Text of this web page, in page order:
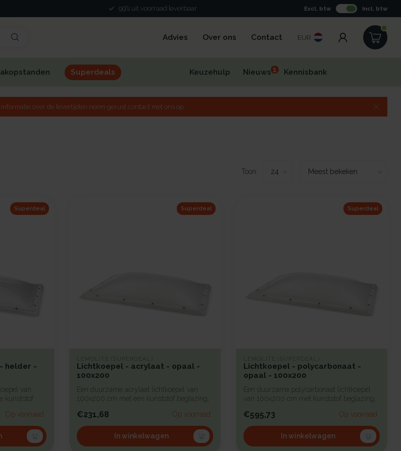
99% uit voorraad leverbaar Excl. btw Incl. btw
Advies Over ons Contact EUR
Superdeals Keuzehulp Nieuws1 Kennisbank
over de levertijden neem gerust contact met ons op.
Toon:
Superdeal
helder -
van
kunststof
Op voorraad
Superdeal
LEMOLITE (SUPERDEAL)
Lichtkoepel - acrylaat - opaal -
100x200
Een duurzame acrylaat lichtkoepel van
100x200 cm met een kunststof beglazing,
€231,68 Op voorraad
In winkelwagen
Superdeal
LEMOLITE (SUPERDEAL)
Lichtkoepel - polycarbonaat -
opaal - 100x200
Een duurzame polycarbonaat lichtkoepel
van 100x200 cm met kunststof beglazing,
€595,73 Op voorraad
In winkelwagen